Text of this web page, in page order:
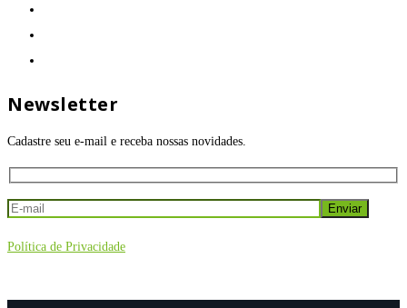
Newsletter
Cadastre seu e-mail e receba nossas novidades.
Política de Privacidade